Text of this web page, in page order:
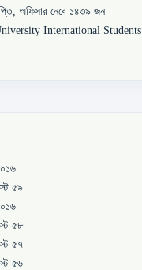
অফিসার নেবে ১৪৩৯ জন
International Students
৫৯
৫৮
৫৭
৫৬